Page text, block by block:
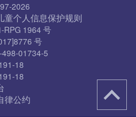
2026
童个人信息保护规则
RPG 1964 号
号
01734-5
18
18
律公约